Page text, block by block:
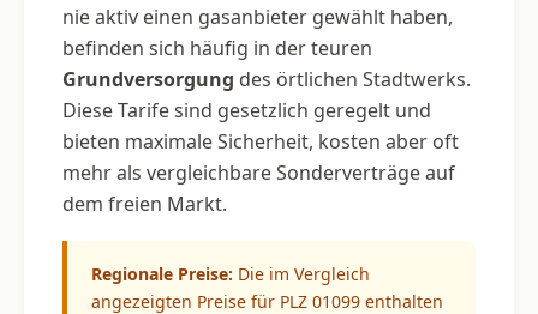
nie aktiv einen gasanbieter gewählt haben,
befinden sich häufig in der teuren
Grundversorgung des örtlichen Stadtwerks.
Diese Tarife sind gesetzlich geregelt und
bieten maximale Sicherheit, kosten aber oft
mehr als vergleichbare Sonderverträge auf
dem freien Markt.
Regionale Preise: Die im Vergleich
angezeigten Preise für PLZ 01099 enthalten